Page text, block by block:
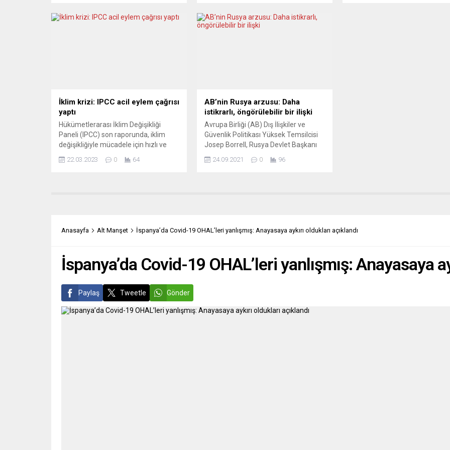
küreselleşmeye engel oluşturan
Rusya Savunma Bakanlığı, Batılı
ülkelerin yaptırımlarına misilleme
İklim krizi: IPCC acil eylem çağrısı
yaptı
Hükümetlerarası İklim Değişikliği
Paneli (IPCC) son raporunda, iklim
değişikliğiyle mücadele için hızlı ve
bulundu. Önceki bulguları özetleyen
şimdiden görüldüğüne vurgu...
22.03.2023 0 64
AB’nin Rusya arzusu: Daha
istikrarlı, öngörülebilir bir ilişki
Avrupa Birliği (AB) Dış İlişkiler ve
Güvenlik Politikası Yüksek Temsilcisi
Josep Borrell, Rusya Devlet Başkanı
AB’nin Moskova ile daha istikrarlı ve
24.09.2021 0 96
Anasayfa Alt Manşet İspanya’da Covid-19 OHAL’leri yanlışmış: Anayasaya aykırı oldukları açıklandı
İspanya’da Covid-19 OHAL’leri yanlışmış: Anayasaya
Paylaş Tweetle Gönder